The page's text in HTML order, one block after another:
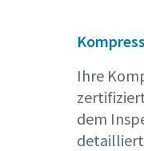
Ihre
dem